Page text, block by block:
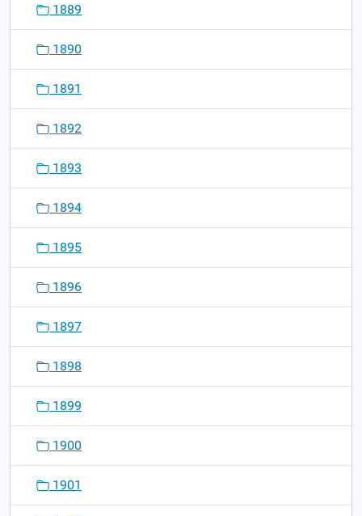
1889
1890
1891
1892
1893
1894
1895
1896
1897
1898
1899
1900
1901